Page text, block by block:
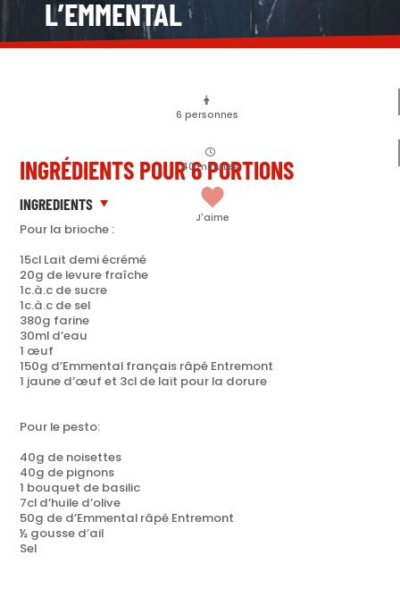
L’EMMENTAL
6 personnes
40minutes
J'aime
INGRÉDIENTS POUR 6 PORTIONS
INGREDIENTS
Pour la brioche :
15cl Lait demi écrémé
20g de levure fraîche
1c.à.c de sucre
1c.à.c de sel
380g farine
30ml d’eau
1 œuf
150g d’Emmental français râpé Entremont
1 jaune d’œuf et 3cl de lait pour la dorure
Pour le pesto:
40g de noisettes
40g de pignons
1 bouquet de basilic
7cl d’huile d’olive
50g de d’Emmental râpé Entremont
½ gousse d’ail
Sel